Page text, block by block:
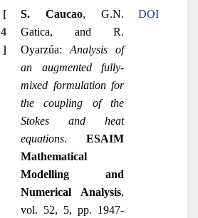
[
4
]
S. Caucao, G.N.
Gatica, and R.
Oyarzúa: Analysis of
an augmented fully-
mixed formulation for
the coupling of the
Stokes and heat
equations.ESAIM
Mathematical
Modelling and
Numerical Analysis,
vol. 52, 5, pp. 1947-
DOI